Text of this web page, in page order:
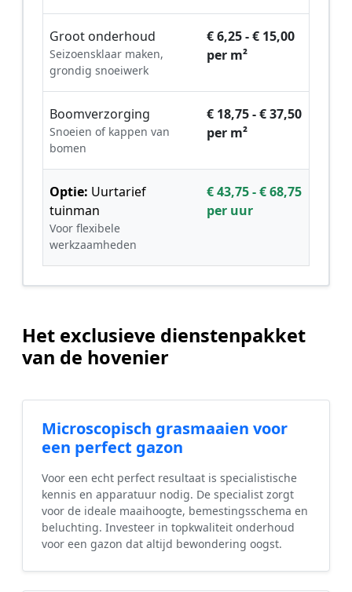
Groot onderhoud
Seizoensklaar maken,
grondig snoeiwerk
€ 6,25 - € 15,00
per m²
Boomverzorging
Snoeien of kappen van
bomen
€ 18,75 - € 37,50
per m²
Optie: Uurtarief
tuinman
Voor flexibele
werkzaamheden
€ 43,75 - € 68,75
per uur
Het exclusieve dienstenpakket
van de hovenier
Microscopisch grasmaaien voor
een perfect gazon
Voor een echt perfect resultaat is specialistische
kennis en apparatuur nodig. De specialist zorgt
voor de ideale maaihoogte, bemestingsschema en
beluchting. Investeer in topkwaliteit onderhoud
voor een gazon dat altijd bewondering oogst.